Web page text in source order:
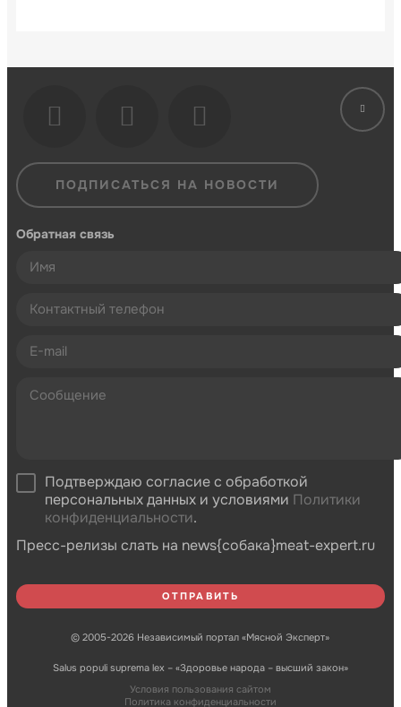
ПОДПИСАТЬСЯ НА НОВОСТИ
Обратная связь
Подтверждаю согласие с обработкой
персональных данных и условиями Политики
конфиденциальности.
Пресс-релизы слать на news{собака}meat-expert.ru
© 2005-2026 Независимый портал «Мясной Эксперт»
Salus populi suprema lex – «Здоровье народа – высший закон»
Условия пользования сайтом
Политика конфиденциальности